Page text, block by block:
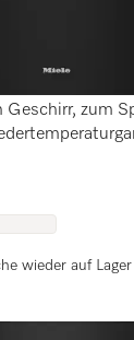
in 32cm
Geschirr, zum
wieder auf Lager